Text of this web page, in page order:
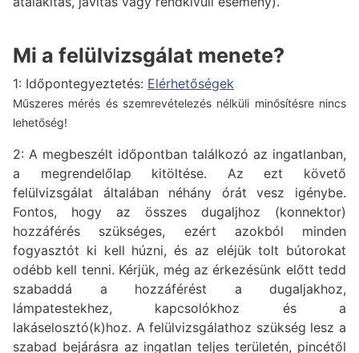
Mi a felülvizsgálat menete?
1: Időpontegyeztetés: Elérhetőségek
Műszeres mérés és szemrevételezés nélküli minősítésre nincs
lehetőség!
2: A megbeszélt időpontban találkozó az ingatlanban,
a megrendelőlap kitöltése. Az ezt követő
felülvizsgálat általában néhány órát vesz igénybe.
Fontos, hogy az összes dugaljhoz (konnektor)
hozzáférés szükséges, ezért azokból minden
fogyasztót ki kell húzni, és az eléjük tolt bútorokat
odébb kell tenni. Kérjük, még az érkezésünk előtt tedd
szabaddá a hozzáférést a dugaljakhoz,
lámpatestekhez, kapcsolókhoz és a
lakáselosztó(k)hoz. A felülvizsgálathoz szükség lesz a
szabad bejárásra az ingatlan teljes területén, pincétől